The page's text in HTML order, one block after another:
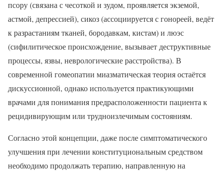
псору (связана с чесоткой и зудом, проявляется экземой,
астмой, депрессией), сикоз (ассоциируется с гонореей, ведёт
к разрастаниям тканей, бородавкам, кистам) и люэс
(сифилитическое происхождение, вызывает деструктивные
процессы, язвы, неврологические расстройства). В
современной гомеопатии миазматическая теория остаётся
дискуссионной, однако используется практикующими
врачами для понимания предрасположенности пациента к
рецидивирующим или трудноизлечимым состояниям.
Согласно этой концепции, даже после симптоматического
улучшения при лечении конституциональным средством
необходимо продолжать терапию, направленную на